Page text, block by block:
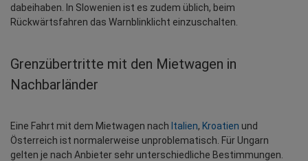
dabeihaben. In Slowenien ist es zudem üblich, beim
Rückwärtsfahren das Warnblinklicht einzuschalten.
Grenzübertritte mit den Mietwagen in
Nachbarländer
Eine Fahrt mit dem Mietwagen nach Italien, Kroatien und
Österreich ist normalerweise unproblematisch. Für Ungarn
gelten je nach Anbieter sehr unterschiedliche Bestimmungen.